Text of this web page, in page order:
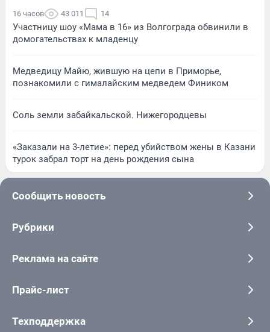
16 часов 43 011 14
Участницу шоу «Мама в 16» из Волгограда обвинили в
домогательствах к младенцу
Медведицу Майю, жившую на цепи в Приморье,
познакомили с гималайским медведем Фиником
Соль земли забайкальской. Нижегородцевы
«Заказали на 3-летие»: перед убийством жены в Казани
турок забрал торт на день рождения сына
Сообщить новость
Рубрики
Реклама на сайте
Прайс-лист
Техподдержка